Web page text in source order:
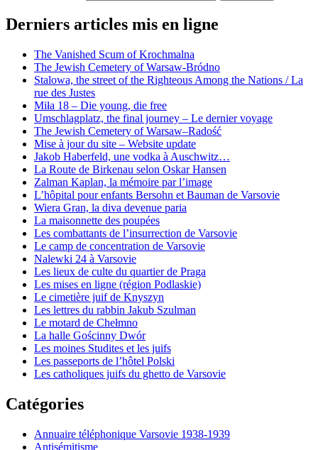
Derniers articles mis en ligne
The Vanished Scum of Krochmalna
The Jewish Cemetery of Warsaw-Bródno
Stalowa, the street of the Righteous Among the Nations / La
rue des Justes
Miła 18 – Die young, die free
Umschlagplatz, the final journey – Le dernier voyage
The Jewish Cemetery of Warsaw–Radość
Mise à jour du site – Website update
Jakob Haberfeld, une vodka à Auschwitz…
La Route de Birkenau selon Oskar Hansen
Zalman Kaplan, la mémoire par l’image
L’hôpital pour enfants Bersohn et Bauman de Varsovie
Wiera Gran, la diva devenue paria
La maisonnette des poupées
Les combattants de l’insurrection de Varsovie
Le camp de concentration de Varsovie
Nalewki 24 à Varsovie
Les lieux de culte du quartier de Praga
Les mises en ligne (région Podlaskie)
Le cimetière juif de Knyszyn
Les lettres du rabbin Jakub Szulman
Le motard de Chełmno
La halle Gościnny Dwór
Les moines Studites et les juifs
Les passeports de l’hôtel Polski
Les catholiques juifs du ghetto de Varsovie
Catégories
Annuaire téléphonique Varsovie 1938-1939
Antisémitisme